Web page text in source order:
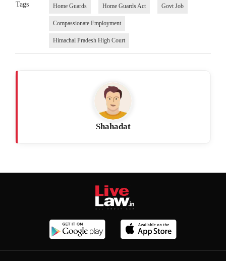
Tags Home Guards Home Guards Act Govt Job
Compassionate Employment
Himachal Pradesh High Court
Shahadat